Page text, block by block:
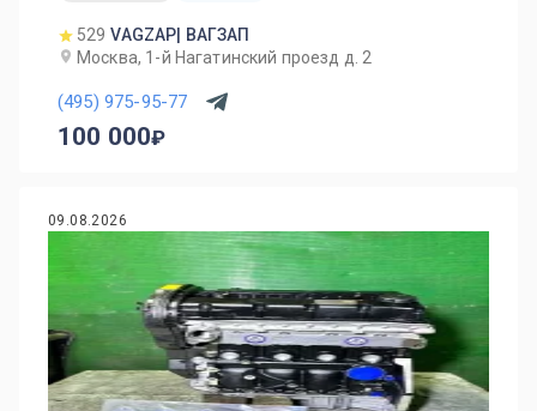
529 VAGZAP| ВАГЗАП
Москва, 1-й Нагатинский проезд д. 2
(495) 975-95-77
100 000
09.08.2026